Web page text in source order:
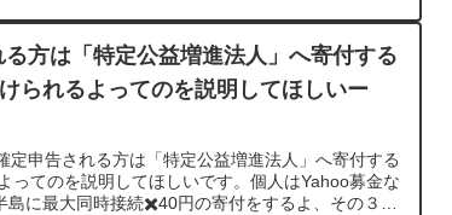
る方は「特定公益増進法人」へ寄付する
られるよってのを説明してほしいー
申告される方は「特定公益増進法人」へ寄付する
ってのを説明してほしいです。個人はYahoo募金な
に最大同時接続✖️40円の寄付をするよ、その３。